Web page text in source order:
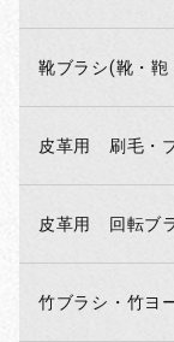
靴ブラシ(靴・鞄
皮革用 刷毛・
皮革用 回転ブ
竹ブラシ・竹ヨ